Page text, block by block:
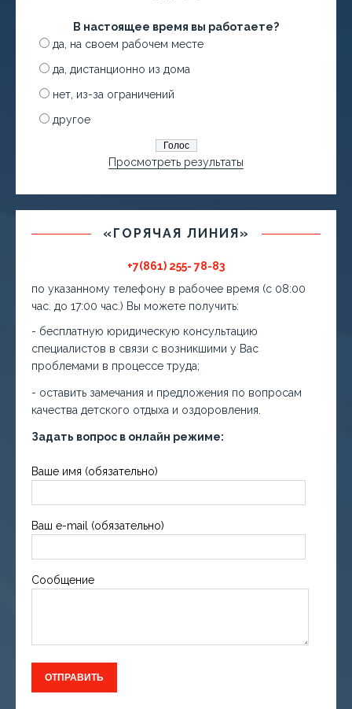
В настоящее время вы работаете?
да, на своем рабочем месте
да, дистанционно из дома
нет, из-за ограничений
другое
Просмотреть результаты
«ГОРЯЧАЯ ЛИНИЯ»
+7(861) 255- 78-83
по указанному телефону в рабочее время (с 08:00
час. до 17:00 час.) Вы можете получить:
- бесплатную юридическую консультацию
специалистов в связи с возникшими у Вас
проблемами в процессе труда;
- оставить замечания и предложения по вопросам
качества детского отдыха и оздоровления.
Задать вопрос в онлайн режиме:
Ваше имя (обязательно)
Ваш e-mail (обязательно)
Сообщение